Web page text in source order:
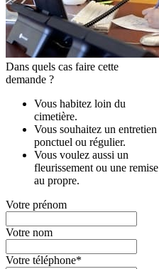
Dans quels cas faire cette
demande ?
Vous habitez loin du
cimetière.
Vous souhaitez un entretien
ponctuel ou régulier.
Vous voulez aussi un
fleurissement ou une remise
au propre.
Votre prénom
Votre nom
Votre téléphone*